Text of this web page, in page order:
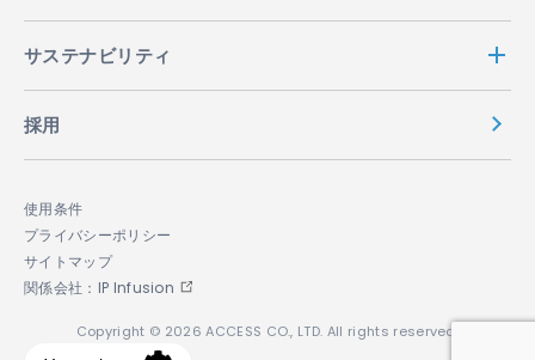
サステナビリティ
採用
使用条件
プライバシーポリシー
サイトマップ
関係会社：IP Infusion
Copyright © 2026 ACCESS CO., LTD. All rights reserved.